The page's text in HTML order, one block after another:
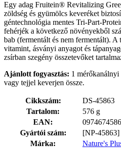
Egy adag Fruitein® Revitalizing
zöldség és gyümölcs keveréket
géntechnológia mentes Tri-Part-
fehérjék a következő növényekből
bab (fermentált és nem fermentált). A
vitamint, ásványi anyagot és
zsírban szegény összetevőket
Ajánlott fogyasztás: 1
vagy tejjel keverjen össze.
Cikkszám:
DS-45863
Tartalom:
576 g
EAN:
Gyártói szám:
[NP-45863]
Márka:
Nature's